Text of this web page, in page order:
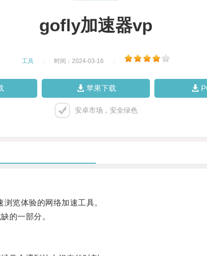
gofly加速器vp
工具 时间：2024-03-16
苹果下载
安卓市场，安全绿色
览体验的网络加速工具。
的一部分。